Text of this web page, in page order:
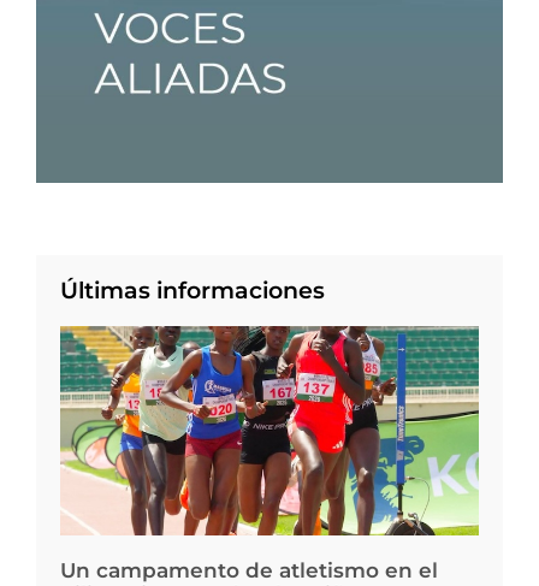
Últimas informaciones
Un campamento de atletismo en el